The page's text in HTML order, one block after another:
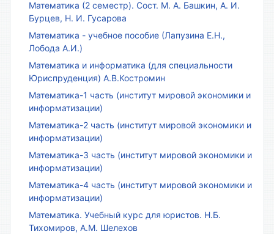
Математика (2 семестр). Сост. М. А. Башкин, А. И.
Бурцев, Н. И. Гусарова
Математика - учебное пособие (Лапузина Е.Н.,
Лобода А.И.)
Математика и информатика (для специальности
Юриспруденция) А.В.Костромин
Математика-1 часть (институт мировой экономики и
информатизации)
Математика-2 часть (институт мировой экономики и
информатизации)
Математика-3 часть (институт мировой экономики и
информатизации)
Математика-4 часть (институт мировой экономики и
информатизации)
Математика. Учебный курс для юристов. Н.Б.
Тихомиров, А.М. Шелехов